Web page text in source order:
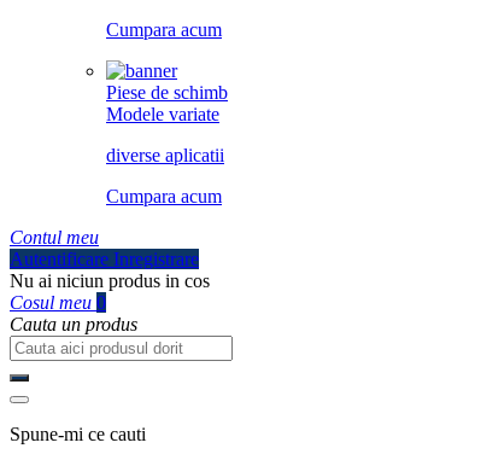
Cumpara acum
Piese de schimb
Modele variate
diverse aplicatii
Cumpara acum
Contul meu
Autentificare Inregistrare
Nu ai niciun produs in cos
Cosul meu 0
Cauta un produs
Spune-mi ce cauti